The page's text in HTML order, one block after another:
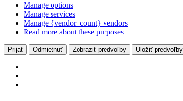
Manage options
Manage services
Manage {vendor_count} vendors
Read more about these purposes
Prijať Odmietnuť Zobraziť predvoľby Uložiť predvoľby